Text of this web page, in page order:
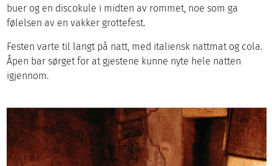
buer og en discokule i midten av rommet, noe som ga
følelsen av en vakker grottefest.
Festen varte til langt på natt, med italiensk nattmat og cola.
Åpen bar sørget for at gjestene kunne nyte hele natten
igjennom.